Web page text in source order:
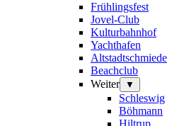
Frühlingsfest
Jovel-Club
Kulturbahnhof
Yachthafen
Altstadtschmiede
Beachclub
Weiter
▼
Schleswig
Böhmann
Hiltrup